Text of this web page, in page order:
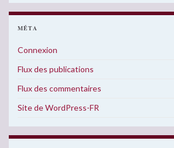
MÉTA
Connexion
Flux des publications
Flux des commentaires
Site de WordPress-FR